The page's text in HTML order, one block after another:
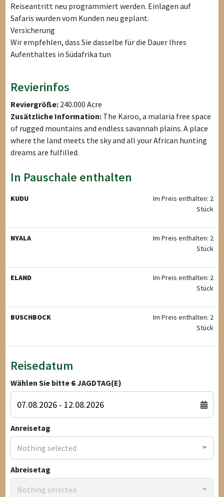
Reiseantritt neu programmiert werden. Einlagen auf
Safaris wurden vom Kunden neu geplant.
Versicherung
Wir empfehlen, dass Sie dasselbe für die Dauer Ihres
Aufenthaltes in Südafrika tun
Revierinfos
Reviergröße: 240.000 Acre
Zusätzliche Information: The Karoo, a malaria free space
of rugged mountains and endless savannah plains. A place
where the land meets the sky and all your African hunting
dreams are fulfilled.
In Pauschale enthalten
KUDU
Im Preis enthalten: 2
Stück
NYALA
Im Preis enthalten: 2
Stück
ELAND
Im Preis enthalten: 2
Stück
BUSCHBOCK
Im Preis enthalten: 2
Stück
Reisedatum
Wählen Sie bitte 6JAGDTAG(E)
Anreisetag
Nothing selected
Abreisetag
Nothing selected